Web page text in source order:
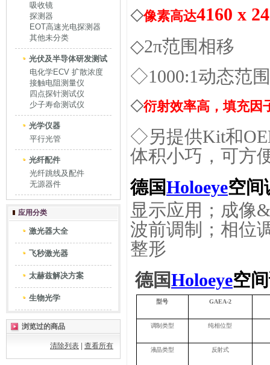
吸收镜
探测器
EOT高速光电探测器
其他未分类
光伏及半导体研发测试
电化学ECV 扩散浓度
接触电阻测量仪
四点探针测试仪
少子寿命测试仪
光学仪器
平行光管
光纤配件
光纤跳线及配件
无源器件
应用分类
激光器大全
飞秒激光器
太赫兹解决方案
生物光学
浏览过的商品
清除列表 查看所有
◇像素高达4160 x
◇2π范围相移
◇1000:1动态范围
◇衍射效率高，填充因
◇另提供Kit和
体积小巧，可方
德国Holoeye空间
显示应用；成像
波前调制；相位
整形
德国Holoeye空
型号 GAEA-2
调制类型 纯相位型
液晶类型 反射式